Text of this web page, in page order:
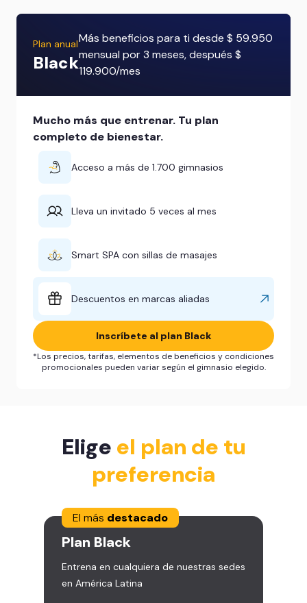
Plan anual
Black
Más beneficios para ti desde $ 59.950
mensual por 3 meses, después $
119.900/mes
Mucho más que entrenar. Tu plan
completo de bienestar.
Acceso a más de 1.700 gimnasios
Lleva un invitado 5 veces al mes
Smart SPA con sillas de masajes
Descuentos en marcas aliadas
Inscríbete al plan Black
*Los precios, tarifas, elementos de beneficios y condiciones
promocionales pueden variar según el gimnasio elegido.
Elige el plan de tu
preferencia
El más destacado
Plan Black
Entrena en cualquiera de nuestras sedes
en América Latina